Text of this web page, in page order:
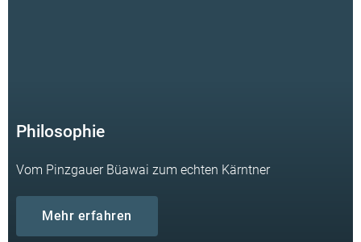
Philosophie
Vom Pinzgauer Büawai zum echten Kärntner
Mehr erfahren